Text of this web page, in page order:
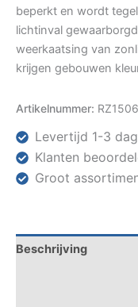
beperkt en wordt
lichtinval
weerkaatsing van
krijgen gebouwen
Artikelnummer: RZ1506
Levertijd 1-3
Klanten
Groot
Beschrijving